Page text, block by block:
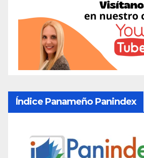
Índice Panameño Panindex